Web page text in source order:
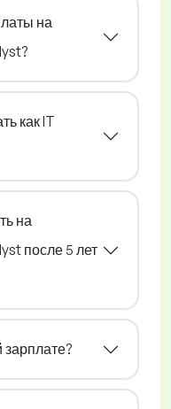
на
как IT
на
после 5 лет
зарплате?